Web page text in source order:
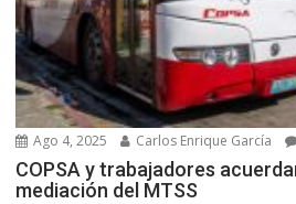
Ago 4, 2025 Carlos Enrique García
COPSA y trabajadores
mediación del MTSS